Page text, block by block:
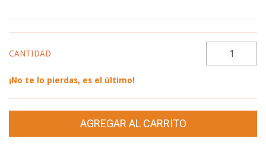
CANTIDAD
¡No te lo pierdas, es el último!